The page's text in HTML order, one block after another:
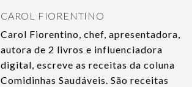
CAROL FIORENTINO
Carol Fiorentino, chef, apresentadora,
autora de 2 livros e influenciadora
digital, escreve as receitas da coluna
Comidinhas Saudáveis. São receitas